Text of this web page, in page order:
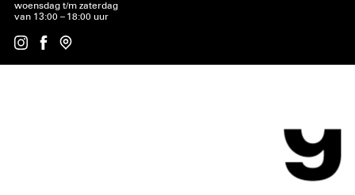
woensdag t/m zaterdag
van 13:00 – 18:00 uur